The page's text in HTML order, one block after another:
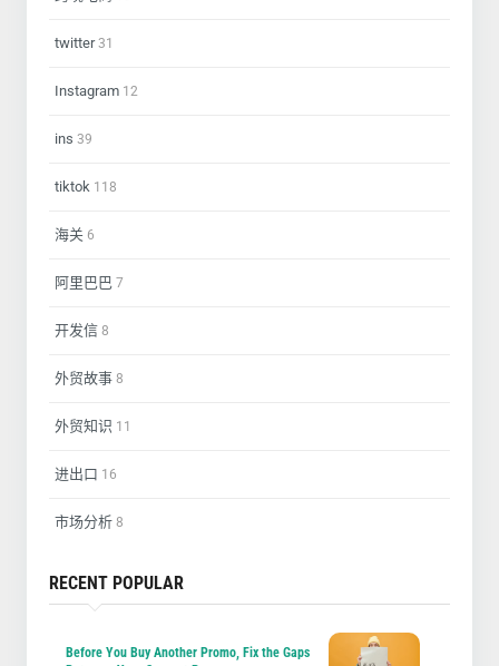
twitter31
Instagram 12
ins 39
tiktok 118
海关 6
阿里巴巴 7
开发信 8
外贸故事 8
外贸知识 11
进出口 16
市场分析 8
RECENT POPULAR
Before You Buy Another Promo, Fix the Gaps